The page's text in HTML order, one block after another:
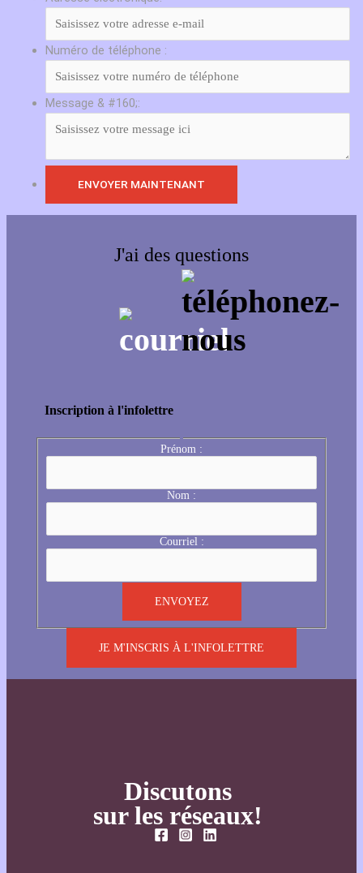
Numéro de téléphone :
Message & #160;:
J'ai des questions
Inscription à l'infolettre
Prénom :
Nom :
Courriel :
JE M'INSCRIS À L'INFOLETTRE
Discutons
sur les réseaux!